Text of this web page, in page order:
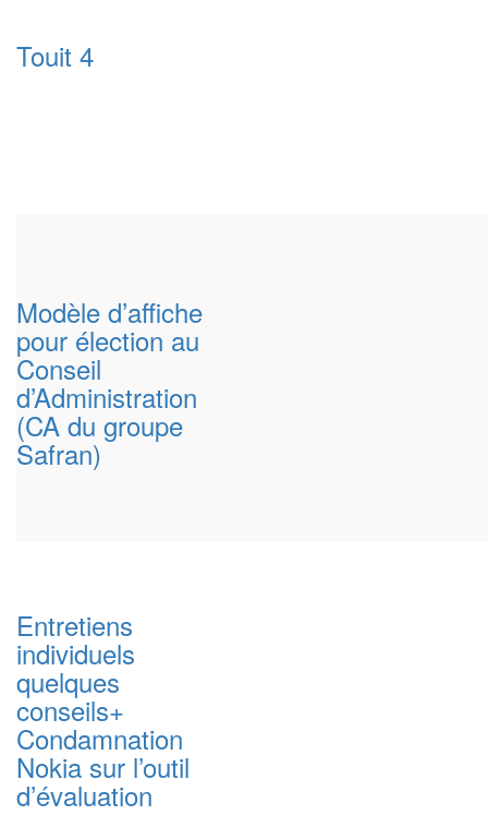
Touit 4
Modèle d’affiche
pour élection au
Conseil
d’Administration
(CA du groupe
Safran)
Entretiens
individuels
quelques
conseils+
Condamnation
Nokia sur l’outil
d’évaluation